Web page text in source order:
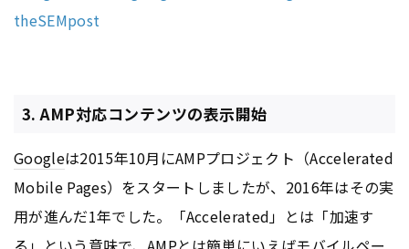
theSEMpost
3. AMP対応コンテンツの表示開始
Googleは2015年10月にAMPプロジェクト（Accelerated
Mobile Pages）をスタートしましたが、2016年はその実
用が進んだ1年でした。「Accelerated」とは「加速す